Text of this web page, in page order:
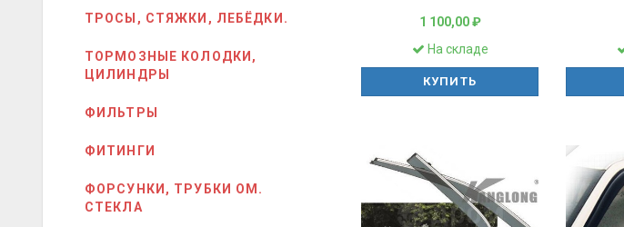
ТРОСЫ, СТЯЖКИ, ЛЕБЁДКИ.
ТОРМОЗНЫЕ КОЛОДКИ,
ЦИЛИНДРЫ
ФИЛЬТРЫ
ФИТИНГИ
ФОРСУНКИ, ТРУБКИ ОМ.
СТЕКЛА
1 100,00 ₽
На складе
КУПИТЬ